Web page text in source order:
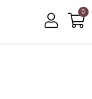
0